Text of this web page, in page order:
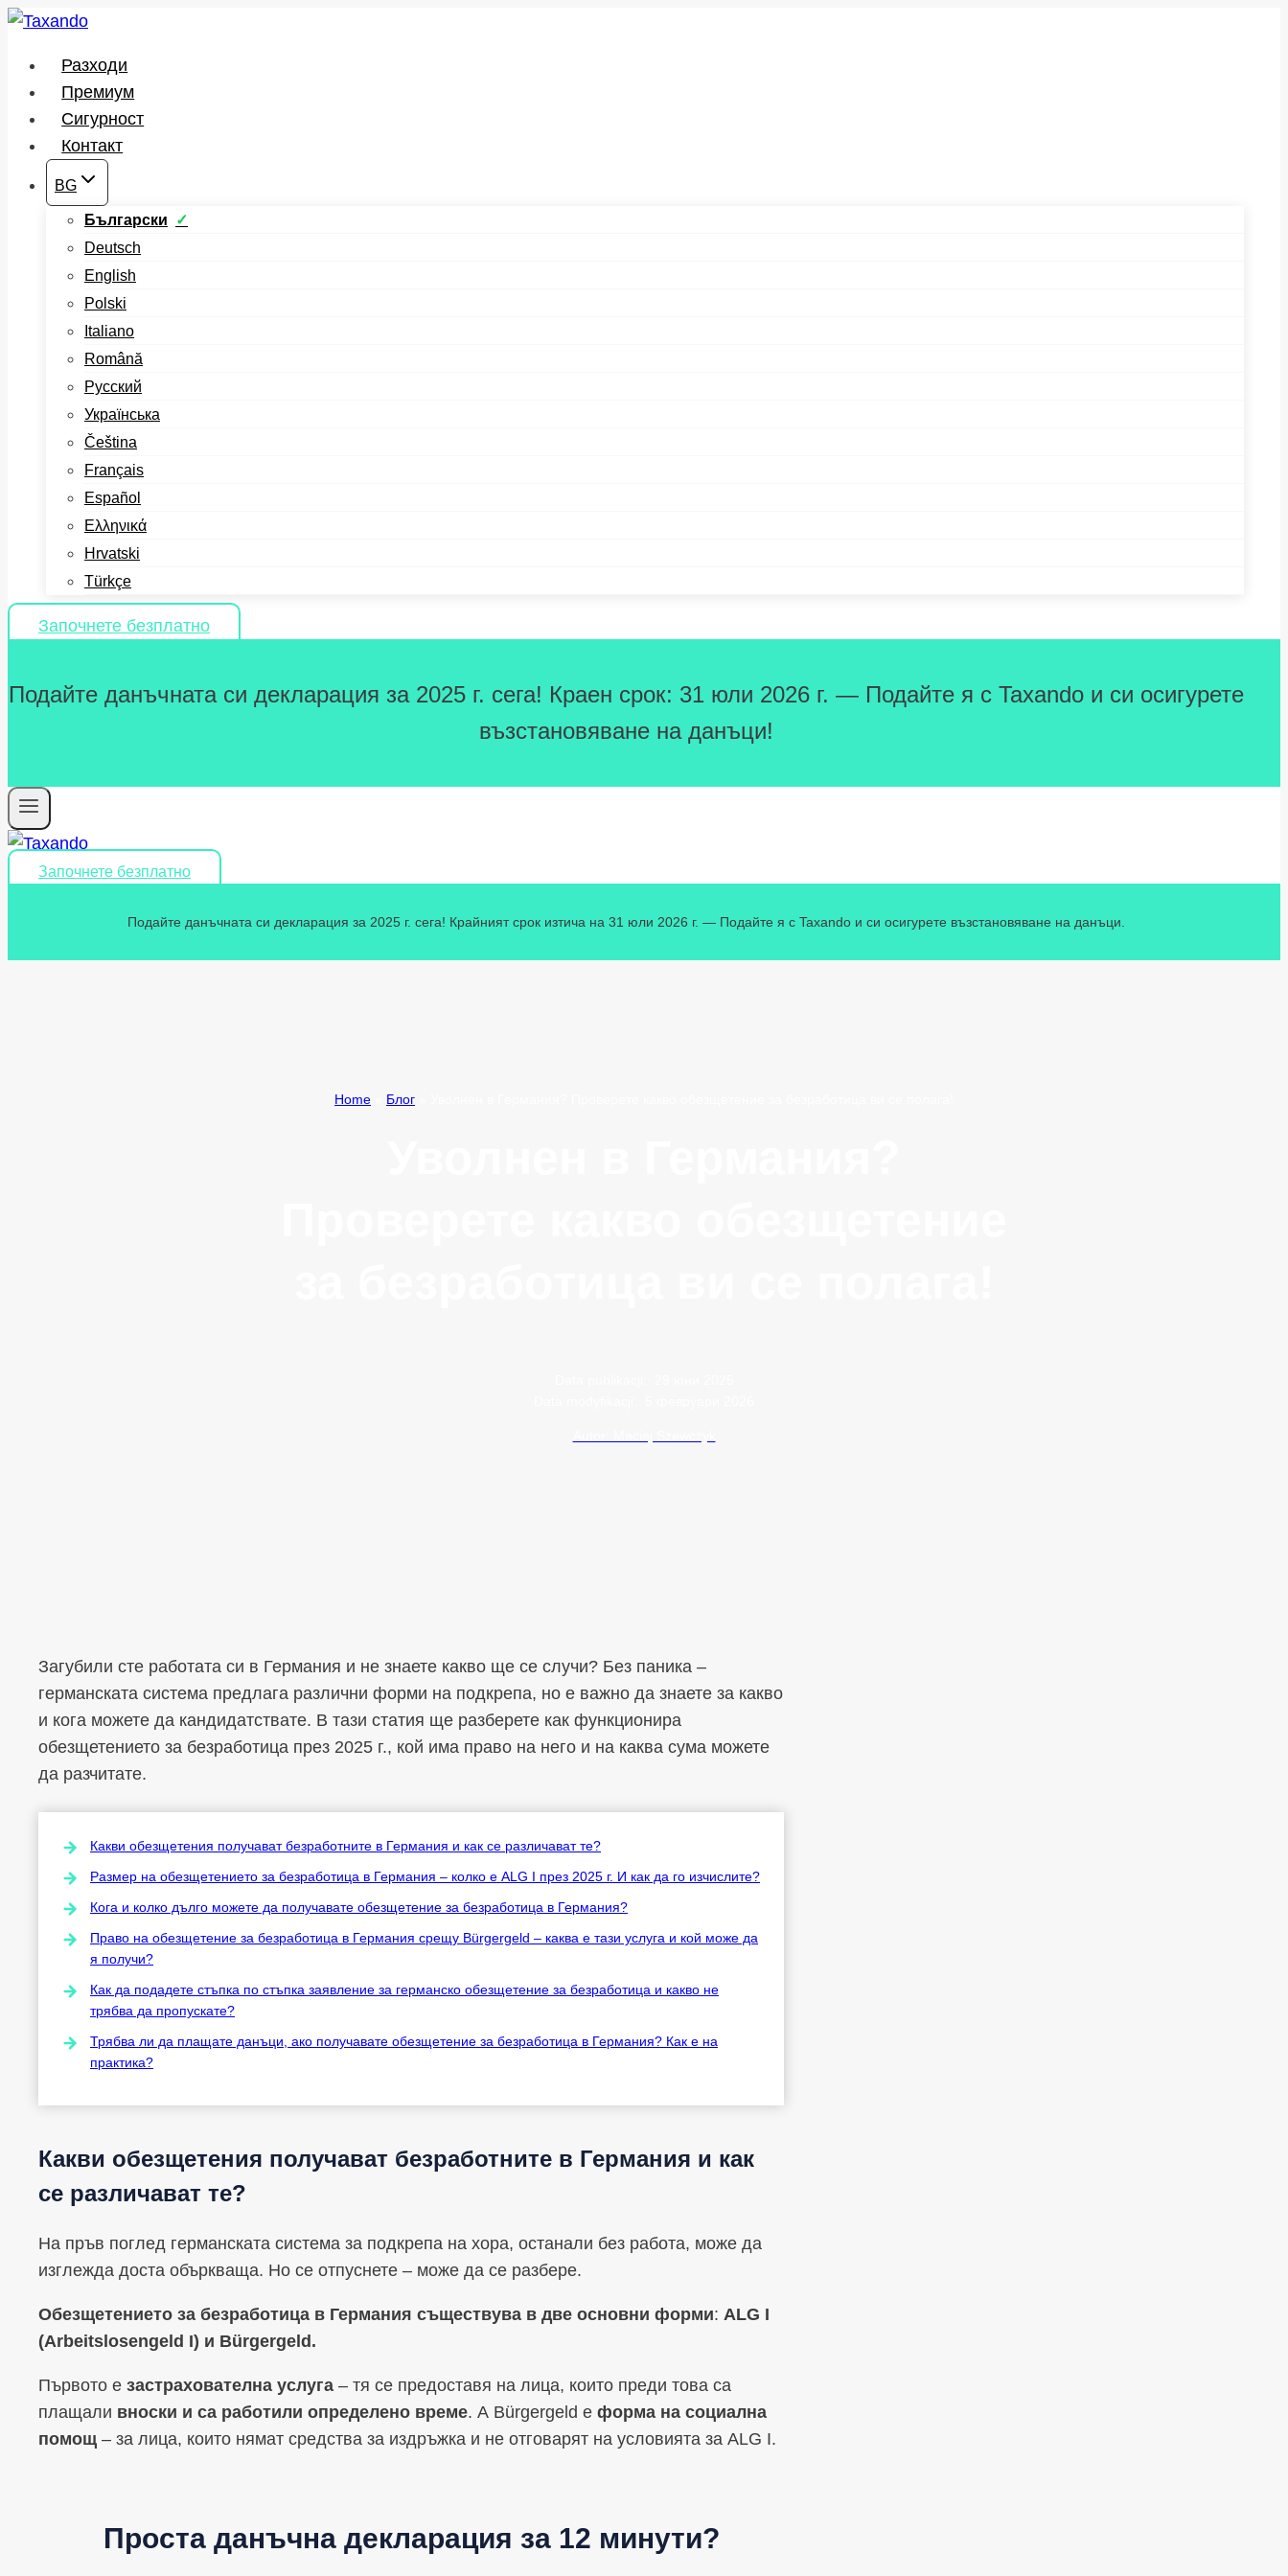
Към
Разходи
Премиум
Сигурност
Контакт
BG
Български
Deutsch
English
Polski
Italiano
Română
Русский
Українська
Čeština
Français
Español
Ελληνικά
Hrvatski
Türkçe
Започнете безплатно
Подайте данъчната си декларация за 2025 г. сега! Краен срок: 31 юли 2026 г. — Подайте я с Taxando и си осигурете
възстановяване на данъци!
Започнете безплатно
Подайте данъчната си декларация за 2025 г. сега! Крайният срок изтича на 31 юли 2026 г. — Подайте я с Taxando и си осигурете възстановяване на данъци.
Home Блог
Загубили сте работата си в Германия и не знаете какво ще се случи? Без паника –
германската система предлага различни форми на подкрепа, но е важно да знаете за какво
и кога можете да кандидатствате. В тази статия ще разберете как функционира
обезщетението за безработица през 2025 г., кой има право на него и на каква сума можете
да разчитате.
Какви обезщетения получават безработните в Германия и как се различават те?
Размер на обезщетението за безработица в Германия – колко е ALG I през 2025 г. И как да го изчислите?
Кога и колко дълго можете да получавате обезщетение за безработица в Германия?
Право на обезщетение за безработица в Германия срещу Bürgergeld – каква е тази услуга и кой може да
я получи?
Как да подадете стъпка по стъпка заявление за германско обезщетение за безработица и какво не
трябва да пропускате?
Трябва ли да плащате данъци, ако получавате обезщетение за безработица в Германия? Как е на
практика?
Какви обезщетения получават безработните в Германия и как
се различават те?
На пръв поглед германската система за подкрепа на хора, останали без работа, може да
изглежда доста объркваща. Но се отпуснете – може да се разбере.
Обезщетението за безработица в Германия съществува в две основни форми: ALG I
(Arbeitslosengeld I) и Bürgergeld.
Първото е застрахователна услуга – тя се предоставя на лица, които преди това са
плащали вноски и са работили определено време. А Bürgergeld е форма на социална
помощ – за лица, които нямат средства за издръжка и не отговарят на условията за ALG I.
Проста данъчна декларация за 12 минути?